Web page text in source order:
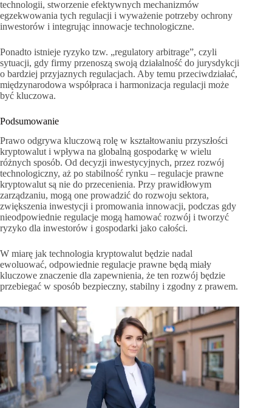
technologii, stworzenie efektywnych mechanizmów
egzekwowania tych regulacji i wyważenie potrzeby ochrony
inwestorów i integrując innowacje technologiczne.
Ponadto istnieje ryzyko tzw. „regulatory arbitrage”, czyli
sytuacji, gdy firmy przenoszą swoją działalność do jurysdykcji
o bardziej przyjaznych regulacjach. Aby temu przeciwdziałać,
międzynarodowa współpraca i harmonizacja regulacji może
być kluczowa.
Podsumowanie
Prawo odgrywa kluczową rolę w kształtowaniu przyszłości
kryptowalut i wpływa na globalną gospodarkę w wielu
różnych sposób. Od decyzji inwestycyjnych, przez rozwój
technologiczny, aż po stabilność rynku – regulacje prawne
kryptowalut są nie do przecenienia. Przy prawidłowym
zarządzaniu, mogą one prowadzić do rozwoju sektora,
zwiększenia inwestycji i promowania innowacji, podczas gdy
nieodpowiednie regulacje mogą hamować rozwój i tworzyć
ryzyko dla inwestorów i gospodarki jako całości.
W miarę jak technologia kryptowalut będzie nadal
ewoluować, odpowiednie regulacje prawne będą miały
kluczowe znaczenie dla zapewnienia, że ten rozwój będzie
przebiegać w sposób bezpieczny, stabilny i zgodny z prawem.